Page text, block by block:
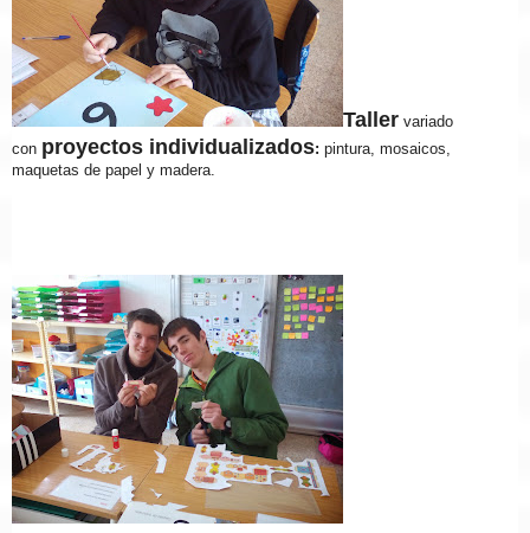
Taller variado
con proyectos individualizados: pintura, mosaicos,
maquetas de papel y madera.